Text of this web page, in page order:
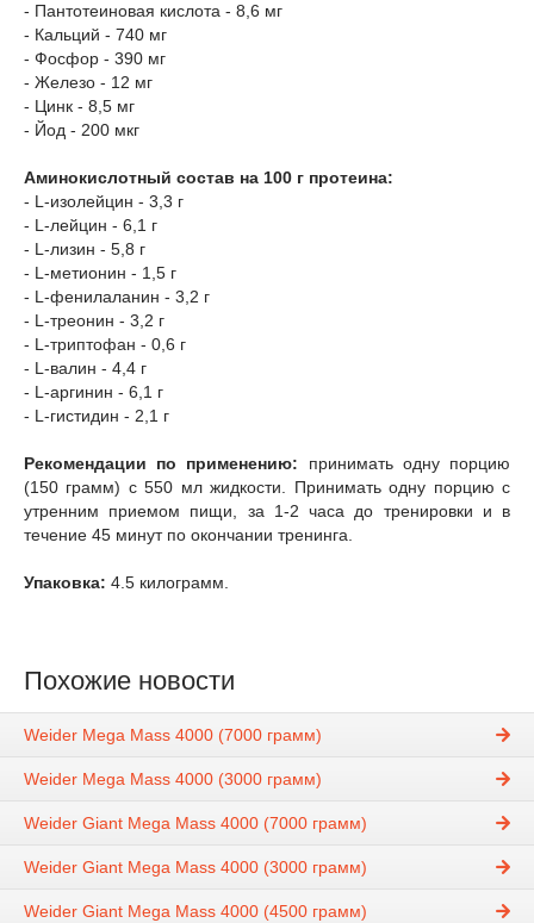
- Пантотеиновая кислота - 8,6 мг
- Кальций - 740 мг
- Фосфор - 390 мг
- Железо - 12 мг
- Цинк - 8,5 мг
- Йод - 200 мкг
Аминокислотный состав на 100 г протеина:
- L-изолейцин - 3,3 г
- L-лейцин - 6,1 г
- L-лизин - 5,8 г
- L-метионин - 1,5 г
- L-фенилаланин - 3,2 г
- L-треонин - 3,2 г
- L-триптофан - 0,6 г
- L-валин - 4,4 г
- L-аргинин - 6,1 г
- L-гистидин - 2,1 г
Рекомендации по применению: принимать одну порцию
(150 грамм) с 550 мл жидкости. Принимать одну порцию с
утренним приемом пищи, за 1-2 часа до тренировки и в
течение 45 минут по окончании тренинга.
Упаковка: 4.5 килограмм.
Похожие новости
Weider Mega Mass 4000 (7000 грамм)
Weider Mega Mass 4000 (3000 грамм)
Weider Giant Mega Mass 4000 (7000 грамм)
Weider Giant Mega Mass 4000 (3000 грамм)
Weider Giant Mega Mass 4000 (4500 грамм)